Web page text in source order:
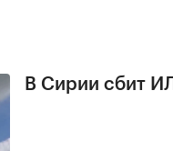
В Сирии сбит